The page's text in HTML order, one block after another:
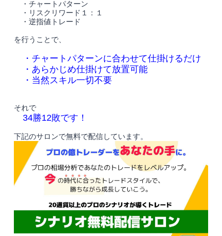
・チャートパターン
・リスクリワード１：１
・逆指値トレード
を行うことで、
・チャートパターンに合わせて仕掛けるだけ
・あらかじめ仕掛けて放置可能
・当然スキル一切不要
それで
34勝12敗です！
下記のサロンで無料で配信しています。